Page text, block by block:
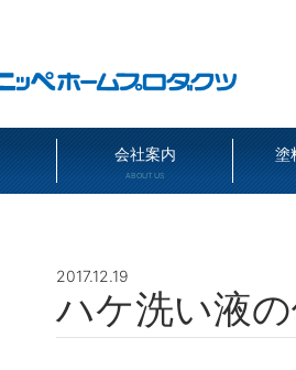
会社案内
ABOUT US
塗
2017.12.19
ハケ洗い液